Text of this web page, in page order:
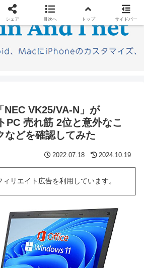
NEC VK25/VA-N」が
PC 売れ筋 2位と意外なこ
などを確認してみた
2022.07.18 2024.10.19
リエイト広告を利用しています。
シェア 目次へ トップ サイドバー